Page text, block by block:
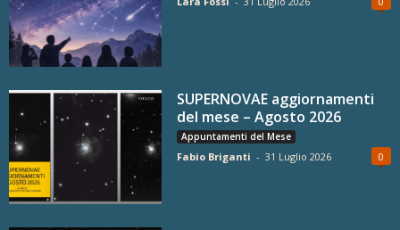
SUPERNOVAE aggiornamenti
del mese – Agosto 2026
Appuntamenti del Mese
Fabio Briganti - 31 Luglio 2026 0